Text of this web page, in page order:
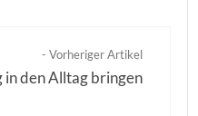
- Vorheriger Artikel
in den Alltag bringen